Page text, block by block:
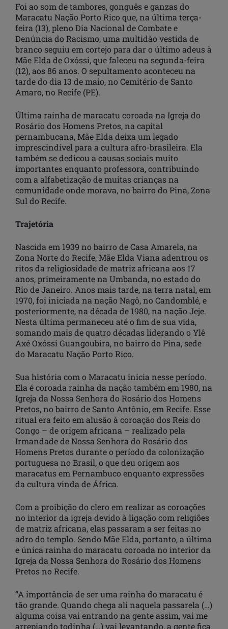
Foi ao som de tambores, gonguês e ganzas do
Maracatu Nação Porto Rico que, na última terça-
feira (13), pleno Dia Nacional de Combate e
Denúncia do Racismo, uma multidão vestida de
branco seguiu em cortejo para dar o último adeus à
Mãe Elda de Oxóssi, que faleceu na segunda-feira
(12), aos 86 anos. O sepultamento aconteceu na
tarde do dia 13 de maio, no Cemitério de Santo
Amaro, no Recife (PE).
Última rainha de maracatu coroada na Igreja do
Rosário dos Homens Pretos, na capital
pernambucana, Mãe Elda deixa um legado
imprescindível para a cultura afro-brasileira. Ela
também se dedicou a causas sociais muito
importantes enquanto professora, contribuindo
com a alfabetização de muitas crianças na
comunidade onde morava, no bairro do Pina, Zona
Sul do Recife.
Trajetória
Nascida em 1939 no bairro de Casa Amarela, na
Zona Norte do Recife, Mãe Elda Viana adentrou os
ritos da religiosidade de matriz africana aos 17
anos, primeiramente na Umbanda, no estado do
Rio de Janeiro. Anos mais tarde, na terra natal, em
1970, foi iniciada na nação Nagô, no Candomblé, e
posteriormente, na década de 1980, na nação Jeje.
Nesta última permaneceu até o fim de sua vida,
somando mais de quatro décadas liderando o Ylê
Axé Oxóssi Guangoubira, no bairro do Pina, sede
do Maracatu Nação Porto Rico.
Sua história com o Maracatu inicia nesse período.
Ela é coroada rainha da nação também em 1980, na
Igreja da Nossa Senhora do Rosário dos Homens
Pretos, no bairro de Santo Antônio, em Recife. Esse
ritual era feito em alusão à coroação dos Reis do
Congo – de origem africana – realizado pela
Irmandade de Nossa Senhora do Rosário dos
Homens Pretos durante o período da colonização
portuguesa no Brasil, o que deu origem aos
maracatus em Pernambuco enquanto expressões
da cultura vinda de África.
Com a proibição do clero em realizar as coroações
no interior da igreja devido à ligação com religiões
de matriz africana, elas passaram a ser feitas no
adro do templo. Sendo Mãe Elda, portanto, a última
e única rainha do maracatu coroada no interior da
Igreja da Nossa Senhora do Rosário dos Homens
Pretos no Recife.
“A importância de ser uma rainha do maracatu é
tão grande. Quando chega ali naquela passarela (…)
alguma coisa vai entrando na gente assim, vai me
arrepiando todinha (…) vai levantando, a gente fica